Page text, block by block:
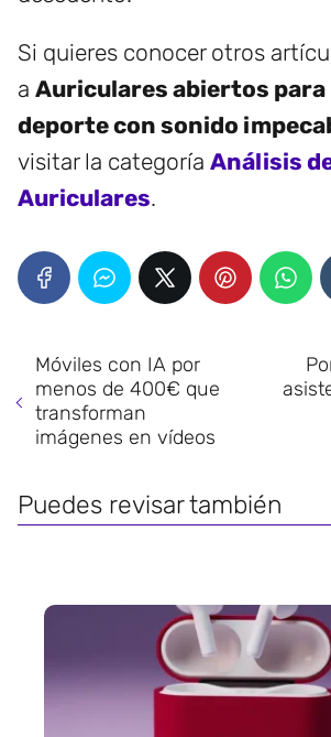
Si quieres conocer otros
a Auriculares abiertos para
deporte con sonido
visitar la categoría Análisis
Auriculares.
Móviles con IA por
menos de 400€ que
transforman
imágenes en vídeos
Puedes revisar también